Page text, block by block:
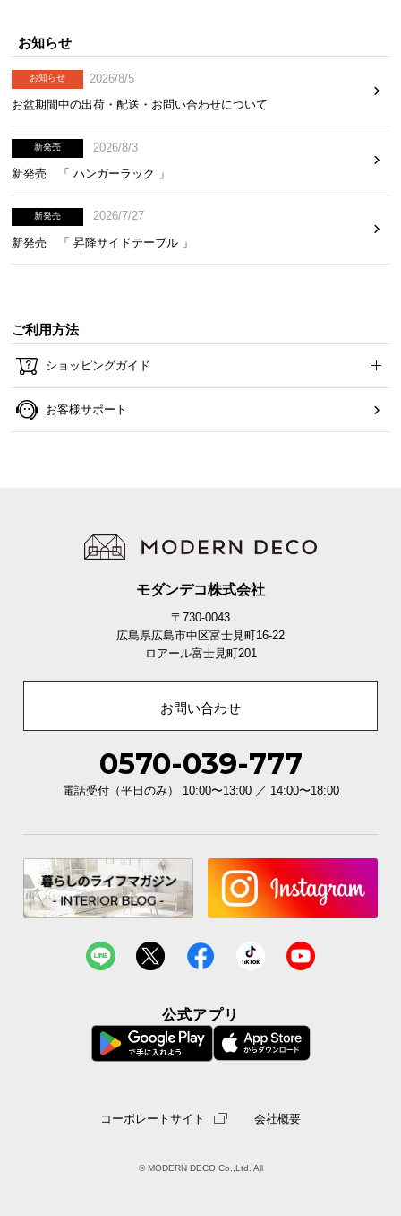
お知らせ
お知らせ
2026/8/5
お盆期間中の出荷・配送・お問い合わせについて
新発売
2026/8/3
新発売 「 ハンガーラック 」
新発売
2026/7/27
新発売 「 昇降サイドテーブル 」
ご利用方法
ショッピングガイド
お客様サポート
モダンデコ株式会社
〒730-0043
広島県広島市中区富士見町16-22
ロアール富士見町201
お問い合わせ
0570-039-777
電話受付（平日のみ） 10:00〜13:00 ／ 14:00〜18:00
公式アプリ
コーポレートサイト 会社概要
© MODERN DECO Co.,Ltd. All